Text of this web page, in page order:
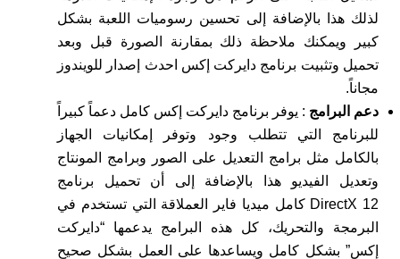
لذلك هذا بالإضافة إلى تحسين رسوميات اللعبة بشكل
كبير ويمكنك ملاحظة ذلك بمقارنة الصورة قبل وبعد
تحميل وتثبيت برنامج دايركت إكس احدث إصدار للويندوز
مجاناً.
دعم البرامج : يوفر برنامج دايركت إكس كامل دعماً كبيراً
للبرنامج التي تتطلب وجود وتوفر إمكانيات الجهاز
بالكامل مثل برامج التعديل على الصور وبرامج المونتاج
وتعديل الفيديو هذا بالإضافة إلى أن تحميل برنامج
DirectX 12 كامل ميديا فاير العملاقة التي تستخدم في
البرمجة والتحريك، كل هذه البرامج يدعمها “دايركت
إكس” بشكل كامل ويساعدها على العمل بشكل صحيح